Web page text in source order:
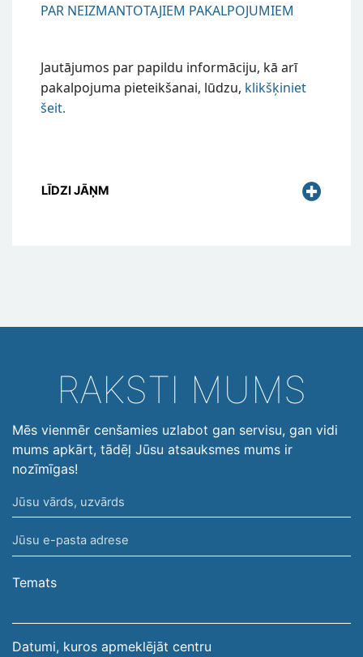
PAR NEIZMANTOTAJIEM PAKALPOJUMIEM
Jautājumos par papildu informāciju, kā arī
pakalpojuma pieteikšanai, lūdzu, klikšķiniet
šeit.
LĪDZI JĀŅM
RAKSTI MUMS
Mēs vienmēr cenšamies uzlabot gan servisu, gan vidi
mums apkārt, tādēļ Jūsu atsauksmes mums ir
nozīmīgas!
Jūsu
vārds,
uzvārds
Jūsu
e-
pasta
Temats
Datumi, kuros apmeklējāt centru